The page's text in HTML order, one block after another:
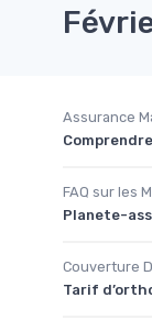
Assurance
FAQ sur les
Planete-
Couverture
Tarif